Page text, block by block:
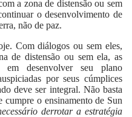
a zona de distensão ou sem
o desenvolvimento de
não de paz.
Com diálogos ou sem eles,
de distensão ou sem ela, as
em desenvolver seu plano
por seus cúmplices
deve ser integral. Não basta
cumpre o ensinamento de Sun
derrotar a estratégia